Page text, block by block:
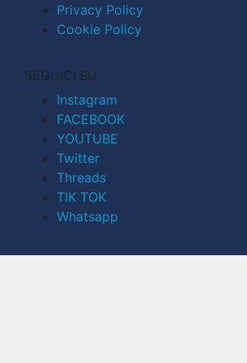
Privacy Policy
Cookie Policy
SEGUICI SU
Instagram
FACEBOOK
YOUTUBE
Twitter
Threads
TIK TOK
Whatsapp